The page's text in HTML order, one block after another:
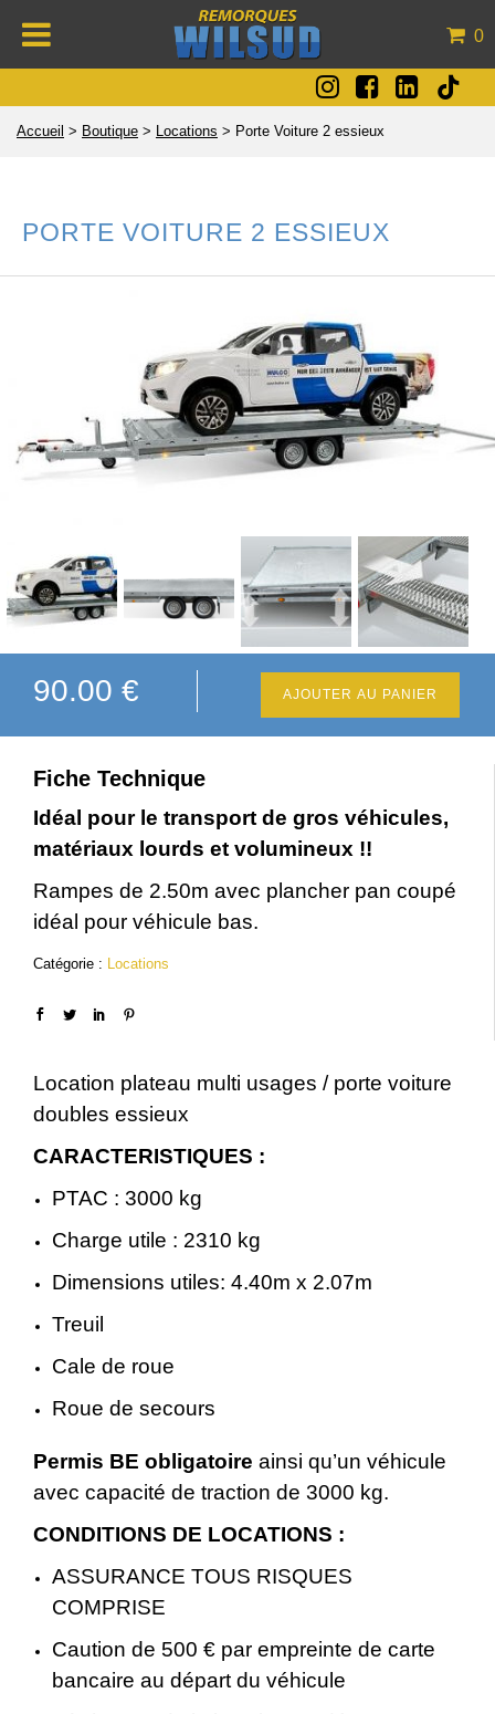
Accueil > Boutique > Locations > Porte Voiture 2 essieux
PORTE VOITURE 2 ESSIEUX
90.00 € AJOUTER AU PANIER
Fiche Technique
Idéal pour le transport de gros véhicules,
matériaux lourds et volumineux !!
Rampes de 2.50m avec plancher pan coupé
idéal pour véhicule bas.
Catégorie : Locations
Location plateau multi usages / porte voiture
doubles essieux
CARACTERISTIQUES :
PTAC : 3000 kg
Charge utile : 2310 kg
Dimensions utiles: 4.40m x 2.07m
Treuil
Cale de roue
Roue de secours
Permis BE obligatoire ainsi qu’un véhicule
avec capacité de traction de 3000 kg.
CONDITIONS DE LOCATIONS :
ASSURANCE TOUS RISQUES
COMPRISE
Caution de 500 € par empreinte de carte
bancaire au départ du véhicule
0